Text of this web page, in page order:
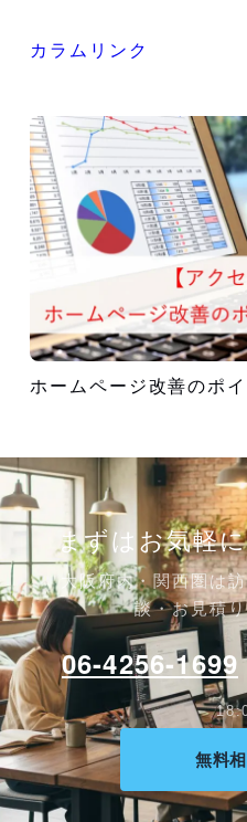
カラムリンク
ホームページ改善のポ
まずはお気軽
大阪府内・関西圏は
談・お見積
06-4256-1699
無料